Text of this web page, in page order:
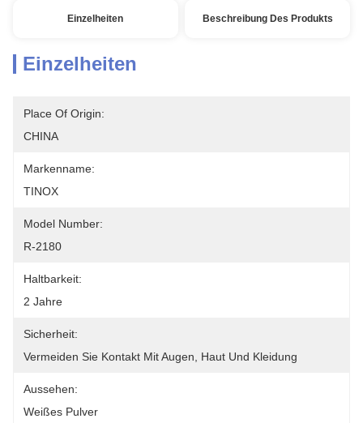
Einzelheiten Beschreibung Des Produkts
Einzelheiten
Place Of Origin:
CHINA
Markenname:
TINOX
Model Number:
R-2180
Haltbarkeit:
2 Jahre
Sicherheit:
Vermeiden Sie Kontakt Mit Augen, Haut Und Kleidung
Aussehen:
Weißes Pulver